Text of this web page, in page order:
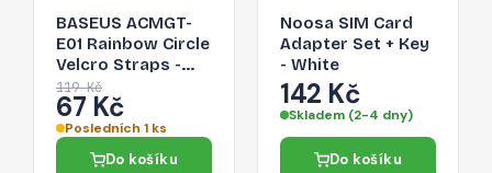
BASEUS ACMGT-
E01 Rainbow Circle
Velcro Straps -
páska na suchý zip
pro organizaci
kabelů, 1m, černá
119 Kč
67 Kč
Posledních 1 ks
Do košíku
Noosa SIM Card
Adapter Set + Key
- White
142 Kč
Skladem (2-4 dny)
Do košíku